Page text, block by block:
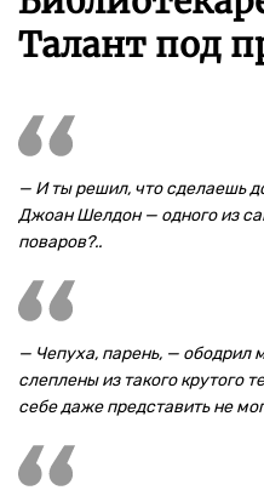
Талант под
— И ты решил, что сделаешь
Джоан Шелдон — одного из
поваров?..
— Чепуха, парень, — ободрил
слеплены из такого крутого
себе даже представить не